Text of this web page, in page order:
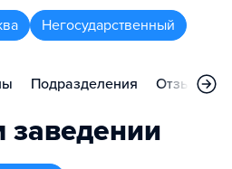
Негосударственный
Подразделения Отзывы